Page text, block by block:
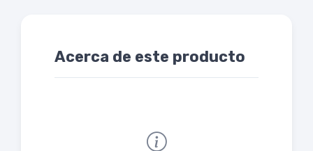
Acerca de este producto